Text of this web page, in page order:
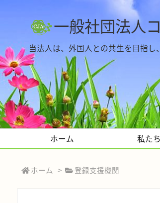
一般社団法人
当法人は、外国人との共生を目指し
ホーム 私た
ホーム > 登録支援機関